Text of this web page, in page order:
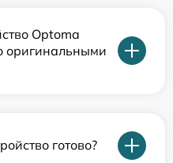
Optoma
оригинальными
готово?